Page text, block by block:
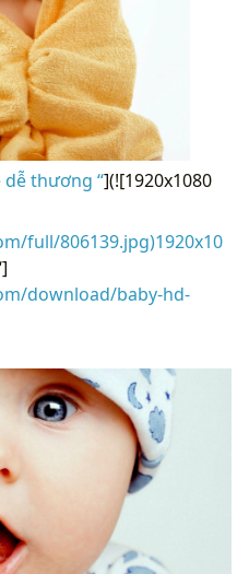
dễ thương “](![1920x1080
full/806139.jpg)1920x10
download/baby-hd-